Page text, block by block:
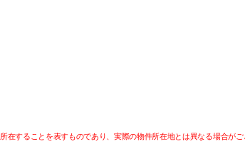
することを表すものであり、実際の物件所在地とは異なる場合がご